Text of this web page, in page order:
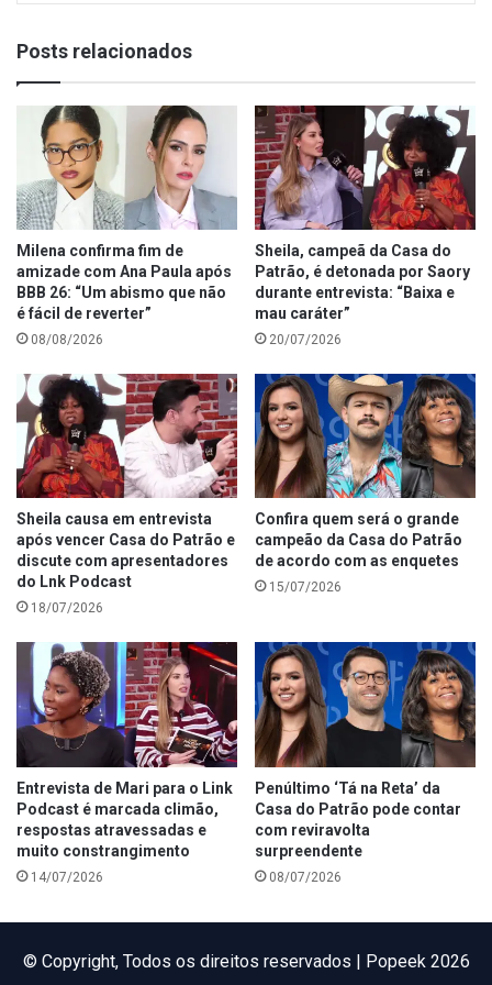
Posts relacionados
Milena confirma fim de
amizade com Ana Paula após
BBB 26: “Um abismo que não
é fácil de reverter”
08/08/2026
Sheila, campeã da Casa do
Patrão, é detonada por Saory
durante entrevista: “Baixa e
mau caráter”
20/07/2026
Sheila causa em entrevista
após vencer Casa do Patrão e
discute com apresentadores
do Lnk Podcast
18/07/2026
Confira quem será o grande
campeão da Casa do Patrão
de acordo com as enquetes
15/07/2026
Entrevista de Mari para o Link
Podcast é marcada climão,
respostas atravessadas e
muito constrangimento
14/07/2026
Penúltimo ‘Tá na Reta’ da
Casa do Patrão pode contar
com reviravolta
surpreendente
08/07/2026
©️ Copyright, Todos os direitos reservados | Popeek 2026